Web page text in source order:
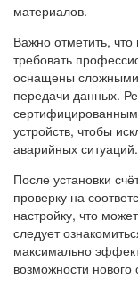
материалов.
Важно отметить,
требовать
оснащены сложными
передачи данных.
сертифицированным
устройств, чтобы
аварийных ситуаций.
После установки
проверку на
настройку, что
следует
максимально
возможности